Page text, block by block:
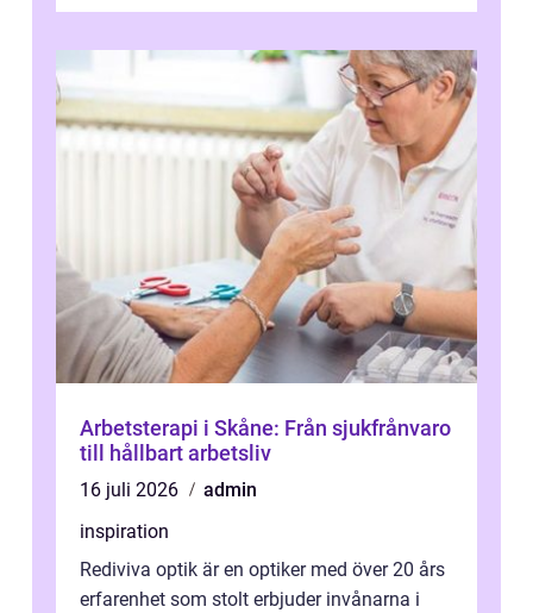
Arbetsterapi i Skåne: Från sjukfrånvaro
till hållbart arbetsliv
16 juli 2026
admin
inspiration
Rediviva optik är en optiker med över 20 års
erfarenhet som stolt erbjuder invånarna i